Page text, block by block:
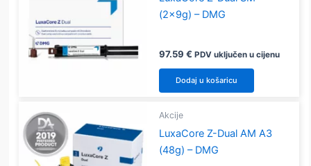
(2x9g) – DMG
97.59 € PDV uključen u cijenu
Dodaj u košaricu
Akcije
LuxaCore Z-Dual AM A3
(48g) – DMG